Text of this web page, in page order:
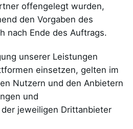
offengelegt wurden,
den Vorgaben des
nach Ende des Auftrags.
unserer Leistungen
einsetzen, gelten im
Nutzern und den Anbietern
und
jeweiligen Drittanbieter